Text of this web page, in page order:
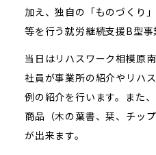
加え、独自の「ものづくり
等を行う就労継続支援B型事
当日はリハスワーク相模原
社員が事業所の紹介やリハ
例の紹介を行います。また
商品（木の葉書、栞、チッ
が出来ます。